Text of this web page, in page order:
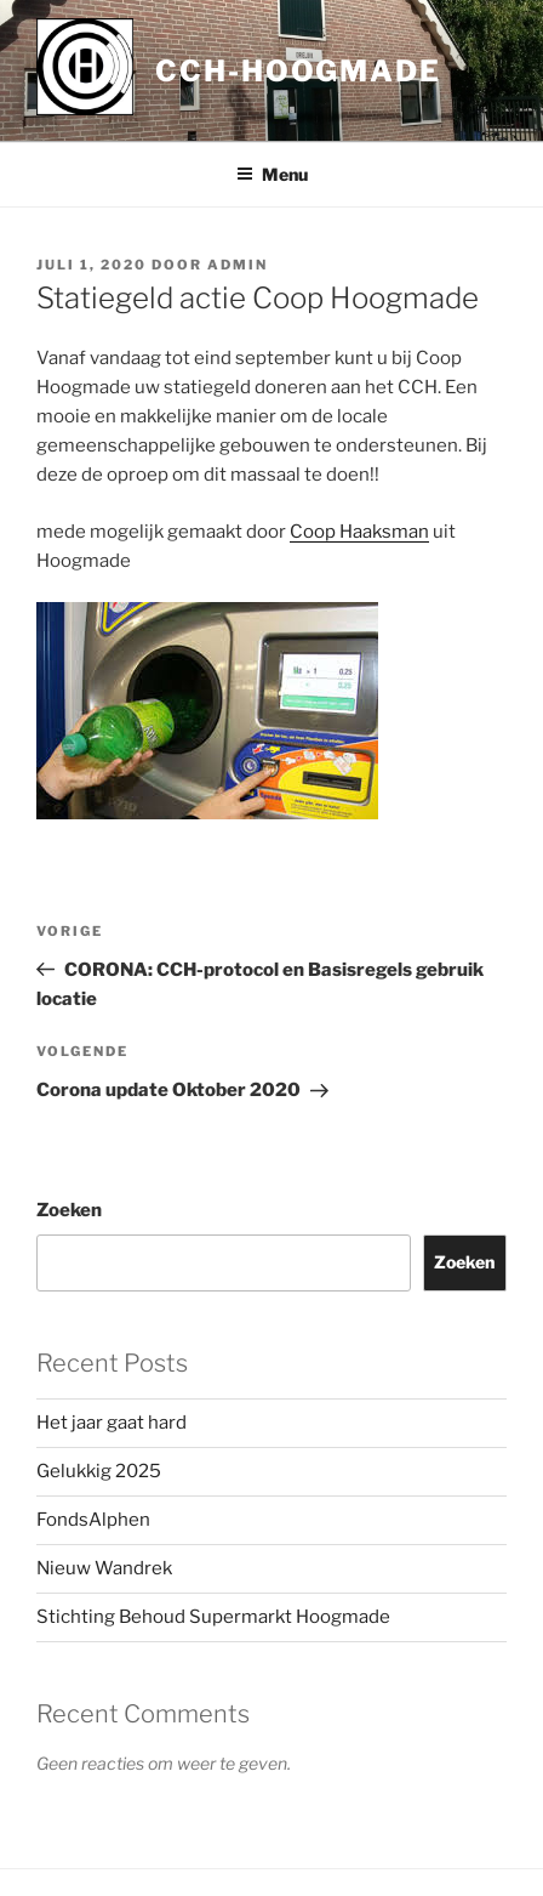
Ga
naar
de
inhoud
CCH-HOOGMADE
Menu
GEPLAATST
OP
JULI 1, 2020 DOOR ADMIN
Statiegeld actie Coop Hoogmade
Vanaf vandaag tot eind september kunt u bij Coop
Hoogmade uw statiegeld doneren aan het CCH. Een
mooie en makkelijke manier om de locale
gemeenschappelijke gebouwen te ondersteunen. Bij
deze de oproep om dit massaal te doen!!
mede mogelijk gemaakt door Coop Haaksman uit
Hoogmade
Vorig
bericht
VORIGE
CORONA: CCH-protocol en Basisregels gebruik
locatie
Volgend
bericht
VOLGENDE
Corona update Oktober 2020
Zoeken
Zoeken
Recent Posts
Het jaar gaat hard
Gelukkig 2025
FondsAlphen
Nieuw Wandrek
Stichting Behoud Supermarkt Hoogmade
Recent Comments
Geen reacties om weer te geven.